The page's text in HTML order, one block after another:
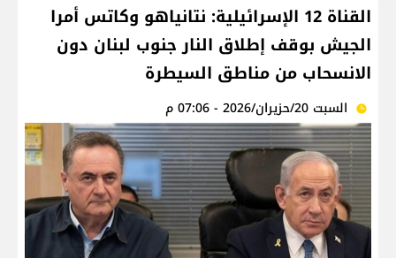
القناة 12 الإسرائيلية: نتانياهو وكاتس أمرا
الجيش بوقف إطلاق النار جنوب لبنان دون
الانسحاب من مناطق السيطرة
السبت 20/حزيران/2026 - 07:06 م